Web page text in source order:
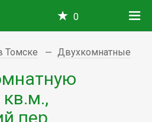
0
Томске Двухкомнатные
кв.м.,
пер